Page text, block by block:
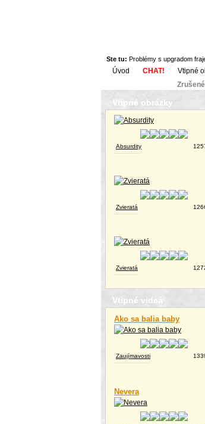
Ste tu: Problémy s upgradom
Úvod
CHAT! Vtipné
Vtipné obrázky
Absurdity
Zvieratá
Zvieratá
Vtipné videá
Ako sa balia baby
Zaujímavosti
Nevera